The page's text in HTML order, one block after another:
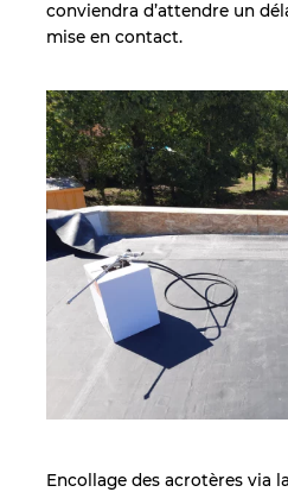
conviendra d’attendre un
mise en contact.
Encollage des acrotères via